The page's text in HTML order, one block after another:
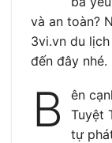
và an toàn?
3vi.vn du
đến đây nhé.
B
ên
Tuyệt
tự